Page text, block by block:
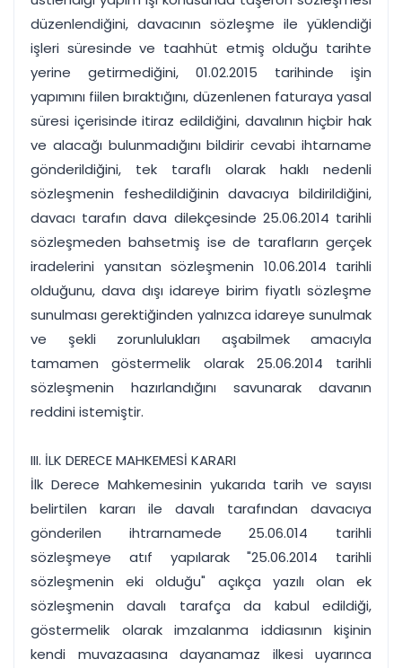
düzenlendiğini, davacının sözleşme ile yüklendiği
işleri süresinde ve taahhüt etmiş olduğu tarihte
yerine getirmediğini, 01.02.2015 tarihinde işin
yapımını fiilen bıraktığını, düzenlenen faturaya yasal
süresi içerisinde itiraz edildiğini, davalının hiçbir hak
ve alacağı bulunmadığını bildirir cevabi ihtarname
gönderildiğini, tek taraflı olarak haklı nedenli
sözleşmenin feshedildiğinin davacıya bildirildiğini,
davacı tarafın dava dilekçesinde 25.06.2014 tarihli
sözleşmeden bahsetmiş ise de tarafların gerçek
iradelerini yansıtan sözleşmenin 10.06.2014 tarihli
olduğunu, dava dışı idareye birim fiyatlı sözleşme
sunulması gerektiğinden yalnızca idareye sunulmak
ve şekli zorunlulukları aşabilmek amacıyla
tamamen göstermelik olarak 25.06.2014 tarihli
sözleşmenin hazırlandığını savunarak davanın
reddini istemiştir.
III. İLK DERECE MAHKEMESİ KARARI
İlk Derece Mahkemesinin yukarıda tarih ve sayısı
belirtilen kararı ile davalı tarafından davacıya
gönderilen ihtrarnamede 25.06.014 tarihli
sözleşmeye atıf yapılarak "25.06.2014 tarihli
sözleşmenin eki olduğu" açıkça yazılı olan ek
sözleşmenin davalı tarafça da kabul edildiği,
göstermelik olarak imzalanma iddiasının kişinin
kendi muvazaasına dayanamaz ilkesi uyarınca